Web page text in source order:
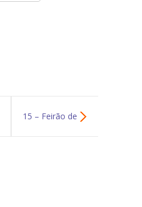
15 – Feirão de